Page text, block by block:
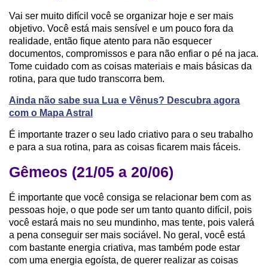
Vai ser muito difícil você se organizar hoje e ser mais
objetivo. Você está mais sensível e um pouco fora da
realidade, então fique atento para não esquecer
documentos, compromissos e para não enfiar o pé na jaca.
Tome cuidado com as coisas materiais e mais básicas da
rotina, para que tudo transcorra bem.
Ainda não sabe sua Lua e Vênus? Descubra agora
com o Mapa Astral
É importante trazer o seu lado criativo para o seu trabalho
e para a sua rotina, para as coisas ficarem mais fáceis.
Gêmeos (21/05 a 20/06)
É importante que você consiga se relacionar bem com as
pessoas hoje, o que pode ser um tanto quanto difícil, pois
você estará mais no seu mundinho, mas tente, pois valerá
a pena conseguir ser mais sociável. No geral, você está
com bastante energia criativa, mas também pode estar
com uma energia egoísta, de querer realizar as coisas